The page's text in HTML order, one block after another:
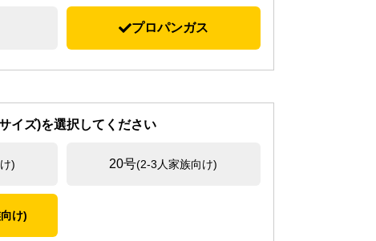
プロパンガス
イズ)を選択してください
) 20号(2-3人家族向け)
け)